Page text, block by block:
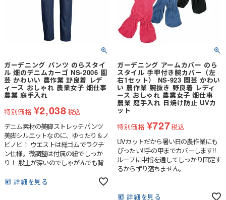
ガーデニング パンツ のらスタイ
ル 畑のデニムカーゴ NS-2006 園
芸 かわいい 農作業 野良着 レデ
ィース おしゃれ 農業女子 畑仕事
農業 庭手入れ
特別価格 ¥2,038税込
デニム素材の美脚ストレッチパンツ
美脚シルエットなのに、ゆったり＆ノ
ビノビ！ ウエストは総ゴムでラクチ
ン仕様。微調整は付属の紐でしっか
り！ 股上が深いのでしゃがんでも背
「面付きファスナーポケット」１．も
詳細を見る
ガーデニング アームカバー のら
スタイル 手甲付き腕カバー（左
右1セット） NS-923 園芸 かわい
い 農作業 腕抜き 野良着 レディ
ース おしゃれ 農業女子 畑仕事
農業 庭手入れ 日焼け防止 UVカ
ット
特別価格 ¥727税込
UVカットだから暑い日の農作業にも
ぴったい!!手の甲までカバーします!!
ループに中指を通してしっかり固定す
るからずり落ちません。
詳細を見る